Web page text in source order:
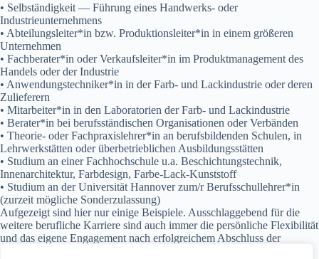
• Selbständigkeit — Führung eines Handwerks- oder
Industrieunternehmens
• Abteilungsleiter*in bzw. Produktionsleiter*in in einem größeren
Unternehmen
• Fachberater*in oder Verkaufsleiter*in im Produktmanagement des
Handels oder der Industrie
• Anwendungstechniker*in in der Farb- und Lackindustrie oder deren
Zulieferern
• Mitarbeiter*in in den Laboratorien der Farb- und Lackindustrie
• Berater*in bei berufsständischen Organisationen oder Verbänden
• Theorie- oder Fachpraxislehrer*in an berufsbildenden Schulen, in
Lehrwerkstätten oder überbetrieblichen Ausbildungsstätten
• Studium an einer Fachhochschule u.a. Beschichtungstechnik,
Innenarchitektur, Farbdesign, Farbe-Lack-Kunststoff
• Studium an der Universität Hannover zum/r Berufsschullehrer*in
(zurzeit mögliche Sonderzulassung)
Aufgezeigt sind hier nur einige Beispiele. Ausschlaggebend für die
weitere berufliche Karriere sind auch immer die persönliche Flexibilität
und das eigene Engagement nach erfolgreichem Abschluss der